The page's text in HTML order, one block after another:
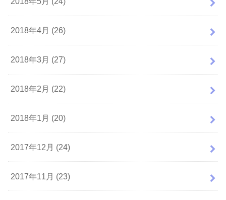
2018年4月 (26)
2018年3月 (27)
2018年2月 (22)
2018年1月 (20)
2017年12月 (24)
2017年11月 (23)